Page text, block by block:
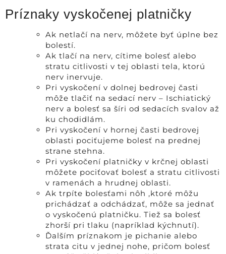
Príznaky vyskočenej platničky
Ak netlačí na nerv, môžete byť úplne bez
bolestí.
Ak tlačí na nerv, cítime bolesť alebo
stratu citlivosti v tej oblasti tela, ktorú
nerv inervuje.
Pri vyskočení v dolnej bedrovej časti
môže tlačiť na sedací nerv – Ischiatický
nerv a bolesť sa šíri od sedacích svalov až
ku chodidlám.
Pri vyskočení v hornej časti bedrovej
oblasti pociťujeme bolesť na prednej
strane stehna.
Pri vyskočení platničky v krčnej oblasti
môžete pociťovať bolesť a stratu citlivosti
v ramenách a hrudnej oblasti.
Ak trpíte bolesťami nôh ,ktoré môžu
prichádzať a odchádzať, môže sa jednať
o vyskočenú platničku. Tiež sa bolesť
zhorší pri tlaku (napríklad kýchnutí).
Ďalším príznakom je pichanie alebo
strata citu v jednej nohe, pričom bolesť